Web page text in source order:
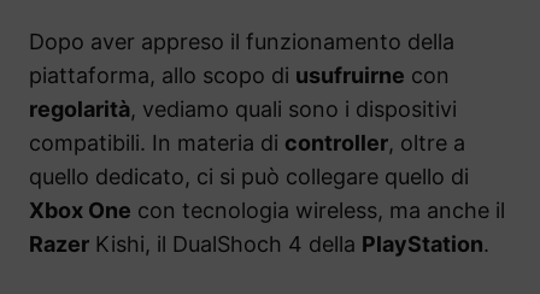
Dopo aver appreso il funzionamento della
piattaforma, allo scopo di usufruirne con
regolarità, vediamo quali sono i dispositivi
compatibili. In materia di controller, oltre a
quello dedicato, ci si può collegare quello di
Xbox One con tecnologia wireless, ma anche il
Razer Kishi, il DualShoch 4 della PlayStation.